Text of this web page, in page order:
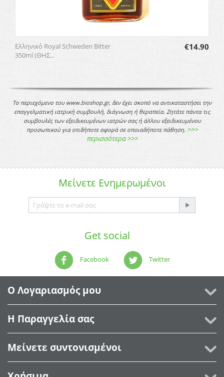
Ελληνικό Royal Schweden Bitter
350ml (ΘΗΣ...
€14.90
Το περιεχόμενο του www.bioshop.gr, δεν έχει σκοπό να αντικαταστήσει την
επαγγελματική ιατρική συμβουλή, διάγνωση ή θεραπεία. Ζητάτε πάντα τις
συμβουλές των εξειδικευμένων ιατρών σας ή άλλου εξειδικευμένου
προσωπικού για οτιδήποτε αφορά σε οποιαδήποτε πάθηση. >>>
περισσότερα >>>
Μείνετε Ενημερωμένοι
Get social
Facebook Twitter
Ο Λογαριασμός μου
Η Παραγγελία σας
Μείνετε συντονισμένοι